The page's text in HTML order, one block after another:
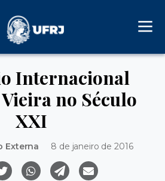
Internacional
no Século
XXI
Externa 8 de janeiro de 2016